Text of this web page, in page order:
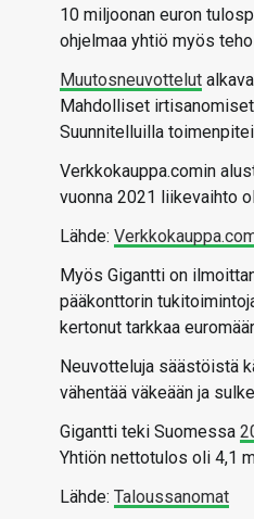
10 miljoonan euron
ohjelmaa yhtiö myös
Muutosneuvottelut
Mahdolliset
Suunnitelluilla
Verkkokauppa.comin
vuonna 2021 liikevaihto
Lähde:
Myös Gigantti on
pääkonttorin
kertonut tarkkaa
Neuvotteluja säästöistä
vähentää väkeään ja
Gigantti teki Suomessa
Yhtiön nettotulos oli 4,1
Lähde: Taloussanomat